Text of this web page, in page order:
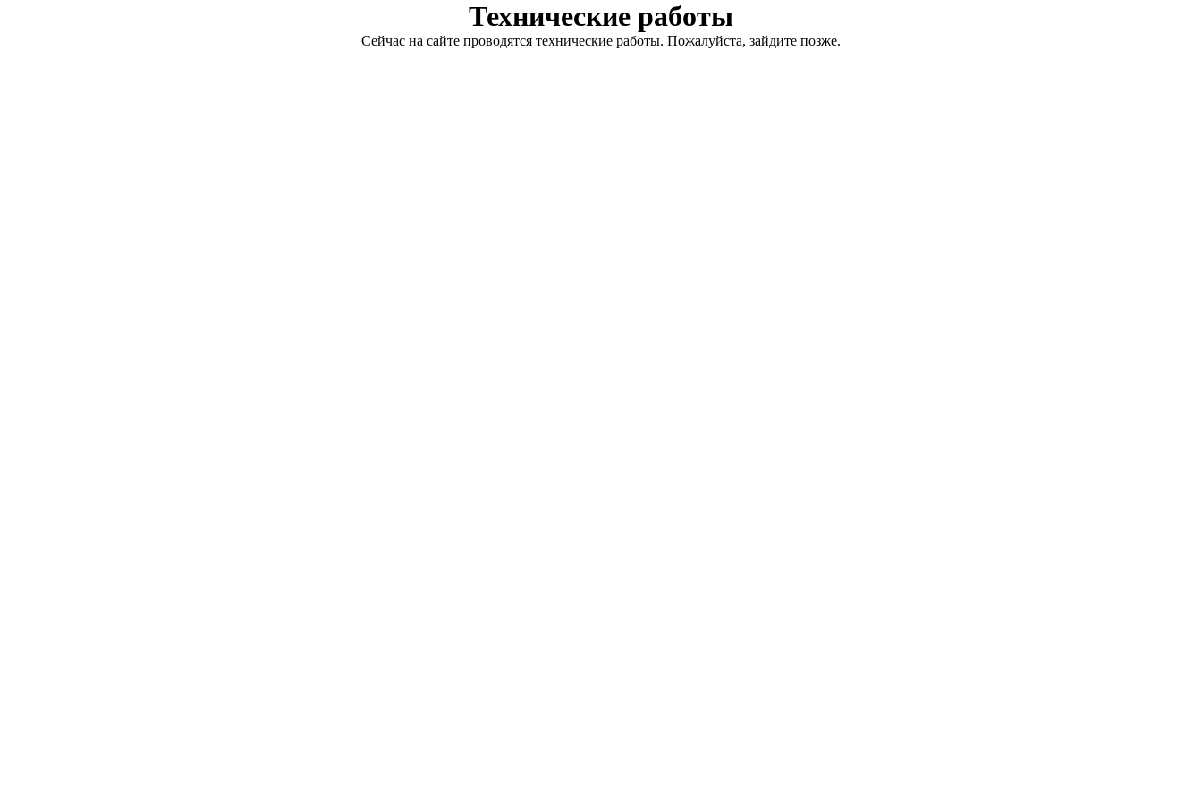
Технические работы
Сейчас на сайте проводятся технические работы. Пожалуйста, зайдите позже.